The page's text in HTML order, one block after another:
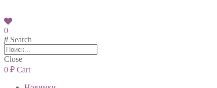
0
Search
Close
0 ₽ Cart